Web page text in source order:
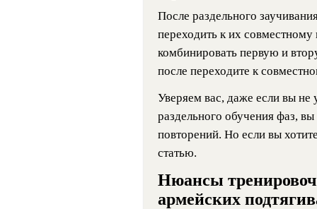
После раздельного
переходить к их
комбинировать первую и
после переходите к
Уверяем вас, даже если вы не
раздельного обучения фаз,
повторений. Но если вы
статью.
Нюансы
армейских